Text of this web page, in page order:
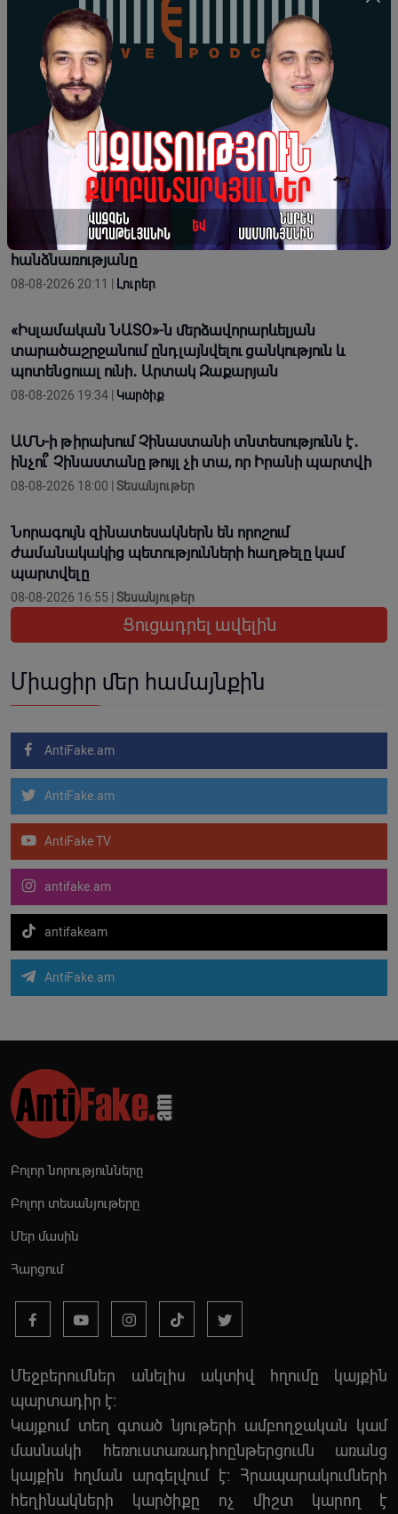
Իրանն ու Օմանը մոտ են Հորմուզի նեղուցի
վերաբերյալ համաձայնության հասնելուն. Արաղչի
08-08-2026 21:16 |
Live. Համազգային ամոթը, Նիկոլ Փաշինյանի
հուսահատ զանգերը․ «Իմնեմնիմի» փոդքասթ 302
08-08-2026 20:59 |IMNEMNIMI PODCAST
Միացյալ Նահանգները շարունակում է հավատարիմ
մնալ Հայաստանին և Ադրբեջանին աջակցելու
հանձնառությանը
08-08-2026 20:11 | Լուրեր
«Իսլամական ՆԱՏՕ»-ն մերձավորարևելյան
տարածաշրջանում ընդլայնվելու ցանկություն և
պոտենցուալ ունի․ Արտակ Զաքարյան
08-08-2026 19:34 | Կարծիք
ԱՄՆ-ի թիրախում Չինաստանի տնտեսությունն է․
ինչու՞ Չինաստանը թույլ չի տա, որ Իրանի պարտվի
08-08-2026 18:00 | Տեսանյութեր
Նորագույն զինատեսակներն են որոշում
ժամանակակից պետությունների հաղթելը կամ
պարտվելը
08-08-2026 16:55 | Տեսանյութեր
Ցուցադրել ավելին
Միացիր մեր համայնքին
AntiFake.am
AntiFake.am
AntiFake TV
antifake.am
antifakeam
AntiFake.am
Բոլոր նորությունները
Բոլոր տեսանյութերը
Մեր մասին
Հարցում
Մեջբերումներ անելիս ակտիվ հղումը կայքին
պարտադիր է:
Կայքում տեղ գտած նյութերի ամբողջական կամ
մասնակի հեռուստառադիոընթերցումն առանց
կայքին հղման արգելվում է: Հրապարակումների
հեղինակների կարծիքը ոչ միշտ կարող է